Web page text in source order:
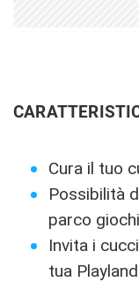
Cura il tuo
Possibilità
parco
Invita i
tua Playland